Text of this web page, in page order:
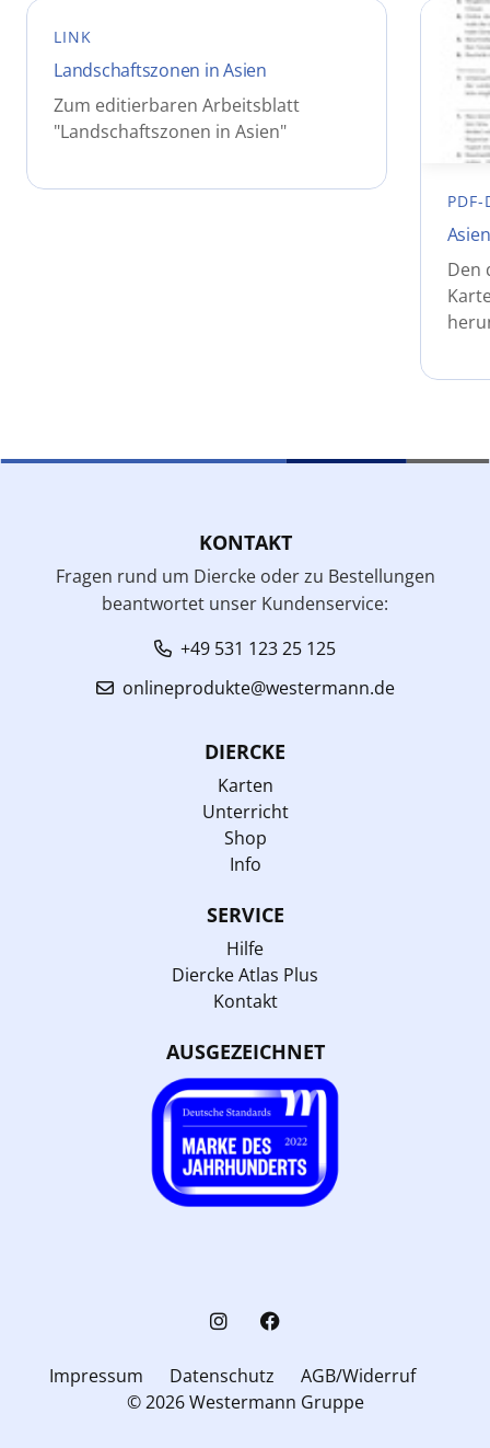
LINK
Landschaftszonen in Asien
Zum editierbaren Arbeitsblatt
"Landschaftszonen in Asien"
PDF-
Den
KONTAKT
Fragen rund um Diercke oder zu Bestellungen
beantwortet unser Kundenservice:
+49 531 123 25 125
onlineprodukte@westermann.de
DIERCKE
Karten
Unterricht
Shop
Info
SERVICE
Hilfe
Diercke Atlas Plus
Kontakt
AUSGEZEICHNET
Impressum Datenschutz
AGB/Widerruf
© 2026 Westermann Gruppe